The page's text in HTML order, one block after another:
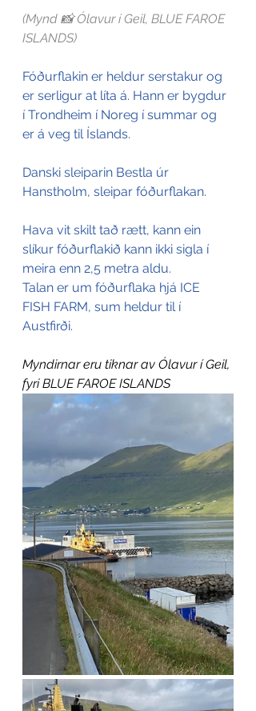
(Mynd 📸 Ólavur í Geil, BLUE FAROE
ISLANDS)
Fóðurflakin er heldur serstakur og
er serligur at líta á. Hann er bygdur
í Trondheim í Noreg í summar og
er á veg til Íslands.
Danski sleiparin Bestla úr
Hanstholm, sleipar fóðurflakan.
Hava vit skilt tað rætt, kann ein
slíkur fóðurflakið kann ikki sigla í
meira enn 2,5 metra aldu.
Talan er um fóðurflaka hjá ICE
FISH FARM, sum heldur til í
Austfirði.
Myndirnar eru tiknar av Ólavur í Geil,
fyri BLUE FAROE ISLANDS